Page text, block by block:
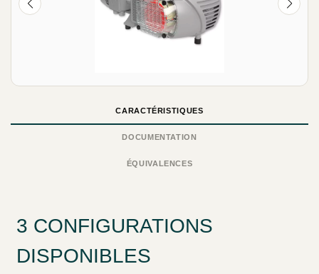
CARACTÉRISTIQUES
DOCUMENTATION
ÉQUIVALENCES
3 CONFIGURATIONS
DISPONIBLES